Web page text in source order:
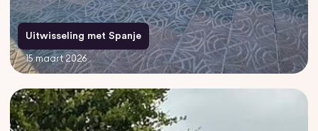
Uitwisseling met Spanje
15 maart 2026